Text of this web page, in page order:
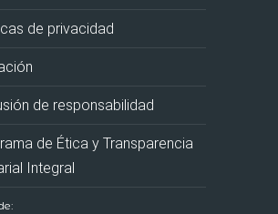
de privacidad
de responsabilidad
de Ética y Transparencia
Integral